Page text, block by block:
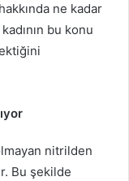
ne kadar
bu konu
nitrilden
Bu şekilde